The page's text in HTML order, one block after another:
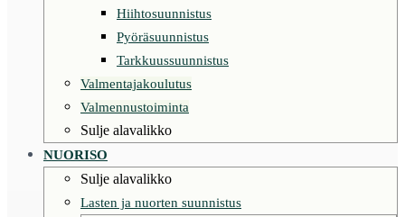
Hiihtosuunnistus
Pyöräsuunnistus
Tarkkuussuunnistus
Valmentajakoulutus
Valmennustoiminta
Sulje alavalikko
NUORISO
Sulje alavalikko
Lasten ja nuorten suunnistus